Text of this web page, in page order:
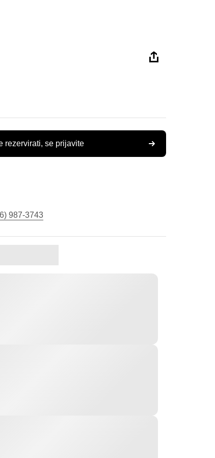
rezervirati, se prijavite
987-3743